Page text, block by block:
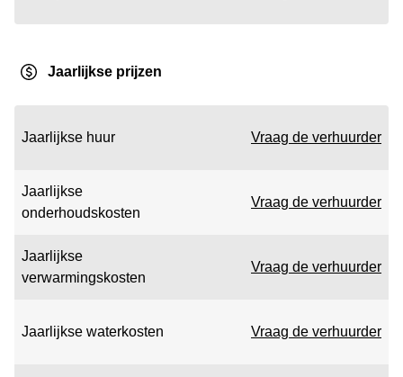
Jaarlijkse prijzen
Jaarlijkse huur Vraag de verhuurder
Jaarlijkse
onderhoudskosten
Vraag de verhuurder
Jaarlijkse
verwarmingskosten
Vraag de verhuurder
Jaarlijkse waterkosten Vraag de verhuurder